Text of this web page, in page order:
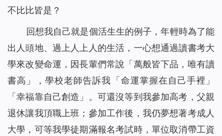
不比比皆是？
回想我自己就是個活生生的例子，年輕時為了能
出人頭地、過上人上人的生活，一心想通過讀書考大
學來改變命運，因長輩們常說「萬般皆下品，唯有讀
書高」，學校老師告訴我「命運掌握在自己手裡」
「幸福靠自己創造」。可還沒等到我參加高考，父親
退休讓我頂職上班；參加工作後，我仍夢想著考成人
大學，可等我學徒期滿報名考試時，單位取消帶工資